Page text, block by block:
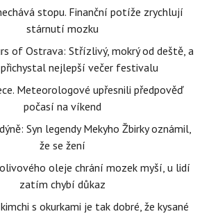
stopu. Finanční potíže zrychlují
stárnutí mozku
of Ostrava: Střízlivý, mokrý od deště, a
nejlepší večer festivalu
Meteorologové upřesnili předpověď
počasí na víkend
Syn legendy Mekyho Žbirky oznámil,
že se žení
oleje chrání mozek myší, u lidí
zatím chybí důkaz
s okurkami je tak dobré, že kysané